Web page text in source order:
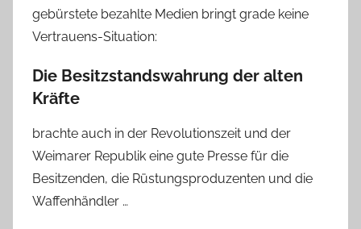
gebürstete bezahlte Medien bringt grade keine
Vertrauens-Situation:
Die Besitzstandswahrung der alten
Kräfte
brachte auch in der Revolutionszeit und der
Weimarer Republik eine gute Presse für die
Besitzenden, die Rüstungsproduzenten und die
Waffenhändler …